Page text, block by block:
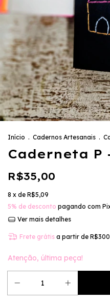
Início . Cadernos Artesanais .
Caderneta P
R$35,00
8 x de R$5,09
5% de desconto pagando com
Ver mais detalhes
Frete grátis a partir de
Atenção, última peça!